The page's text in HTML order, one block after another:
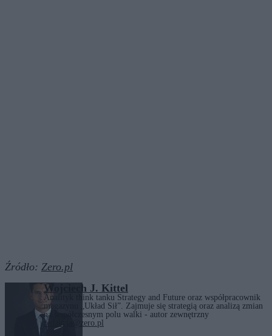
Źródło: Zero.pl
Wojciech J. Kittel
Analityk think tanku Strategy and Future oraz współpracownik
magazynu „Układ Sił”. Zajmuje się strategią oraz analizą zmian
na współczesnym polu walki - autor zewnętrzny
redakcja@zero.pl